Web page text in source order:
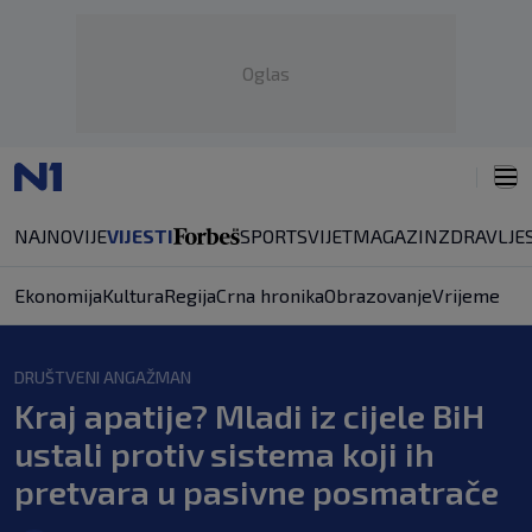
Oglas
NAJNOVIJEVIJESTI SPORTSVIJETMAGAZINZDRAVLJE
EkonomijaKulturaRegijaCrna hronikaObrazovanjeVrijeme
DRUŠTVENI ANGAŽMAN
Kraj apatije? Mladi iz cijele BiH
ustali protiv sistema koji ih
pretvara u pasivne posmatrače